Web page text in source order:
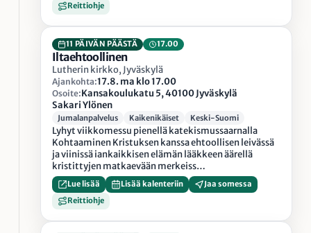
Reittiohje
11 PÄIVÄN PÄÄSTÄ 17.00
Iltaehtoollinen
Lutherin kirkko, Jyväskylä
Ajankohta:17.8. ma klo 17.00
Osoite:Kansakoulukatu 5, 40100 Jyväskylä
Sakari Ylönen
Jumalanpalvelus Kaikenikäiset Keski-Suomi
Lyhyt viikkomessu pienellä katekismussaarnalla
Kohtaaminen Kristuksen kanssa ehtoollisen leivässä
ja viinissä iankaikkisen elämän lääkkeen äärellä
kristittyjen matkaevään merkeiss…
Lue lisää Lisää kalenteriin
Jaa somessa
Reittiohje